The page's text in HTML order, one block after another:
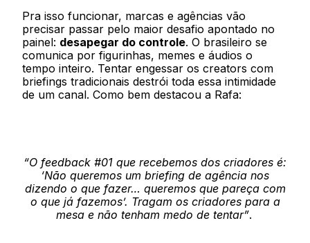
Pra isso funcionar, marcas e agências vão
precisar passar pelo maior desafio apontado no
painel: desapegar do controle. O brasileiro se
comunica por figurinhas, memes e áudios o
tempo inteiro. Tentar engessar os creators com
briefings tradicionais destrói toda essa intimidade
de um canal. Como bem destacou a Rafa:
“O feedback #01 que recebemos dos criadores é:
‘Não queremos um briefing de agência nos
dizendo o que fazer… queremos que pareça com
o que já fazemos’. Tragam os criadores para a
mesa e não tenham medo de tentar”.